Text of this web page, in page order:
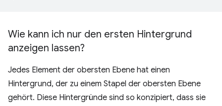
Wie kann ich nur den ersten Hintergrund
anzeigen lassen?
Jedes Element der obersten Ebene hat einen
Hintergrund, der zu einem Stapel der obersten Ebene
gehört. Diese Hintergründe sind so konzipiert, dass sie